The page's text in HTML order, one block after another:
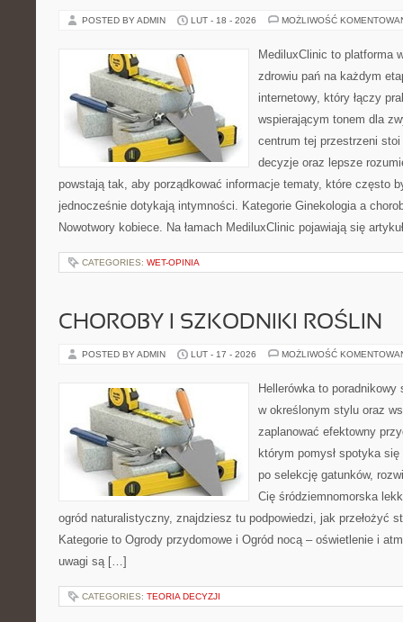
POSTED BY ADMIN LUT - 18 - 2026 MOŻLIWOŚĆ
MediluxClinic to platforma
zdrowiu pań na każdym
internetowy, który łączy
wspierającym tonem dla
centrum tej przestrzeni
decyzje oraz lepsze
powstają tak, aby porządkować informacje tematy, które często
jednocześnie dotykają intymności. Kategorie Ginekologia a
Nowotwory kobiece. Na łamach MediluxClinic pojawiają się
CATEGORIES: WET-OPINIA
CHOROBY I SZKODNIKI ROŚLIN
POSTED BY ADMIN LUT - 17 - 2026 MOŻLIWOŚĆ
Hellerówka to
w określonym stylu oraz
zaplanować efektowny
którym pomysł spotyka
po selekcję gatunków,
Cię śródziemnomorska
ogród naturalistyczny, znajdziesz tu podpowiedzi, jak przełożyć
Kategorie to Ogrody przydomowe i Ogród nocą – oświetlenie i
uwagi są […]
CATEGORIES: TEORIA DECYZJI